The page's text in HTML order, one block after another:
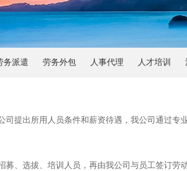
务派遣 劳务外包 人事代理 人才培训
司提出所用人员条件和薪资待遇，我公司通过专
募、选拔、培训人员，再由我公司与员工签订劳